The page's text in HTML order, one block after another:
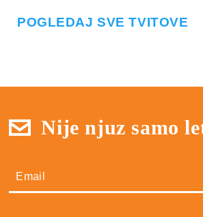
POGLEDAJ SVE TVITOVE
Nije njuz samo